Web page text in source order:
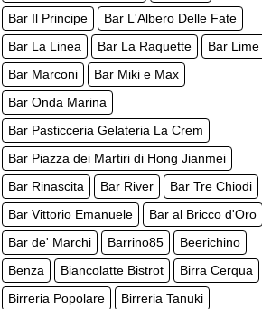
Bar Il Principe
Bar L'Albero Delle Fate
Bar La Linea
Bar La Raquette
Bar Lime
Bar Marconi
Bar Miki e Max
Bar Onda Marina
Bar Pasticceria Gelateria La Crem
Bar Piazza dei Martiri di Hong Jianmei
Bar Rinascita
Bar River
Bar Tre Chiodi
Bar Vittorio Emanuele
Bar al Bricco d'Oro
Bar de' Marchi
Barrino85
Beerichino
Benza
Biancolatte Bistrot
Birra Cerqua
Birreria Popolare
Birreria Tanuki